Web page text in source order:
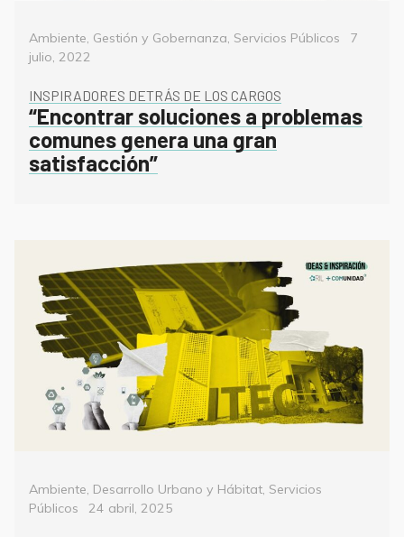
Categorías
Ambiente, Gestión y Gobernanza, Servicios Públicos
Posted
7
julio, 2022
INSPIRADORES DETRÁS DE LOS CARGOS
“Encontrar soluciones a problemas
comunes genera una gran
satisfacción”
Categorías
Ambiente, Desarrollo Urbano y Hábitat, Servicios
Públicos
Posted
24 abril, 2025